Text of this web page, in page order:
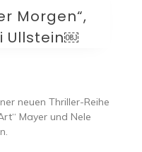
Morgen“,
Ullstein￼
neuen Thriller-Reihe
Mayer und Nele